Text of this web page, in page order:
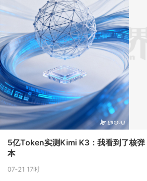
5亿Token实测Kimi K3：我看到了核弹
本
07-21 17时